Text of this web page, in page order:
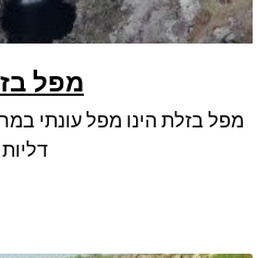
מפל
מפל בזלת הינו מפל עונתי
דליות